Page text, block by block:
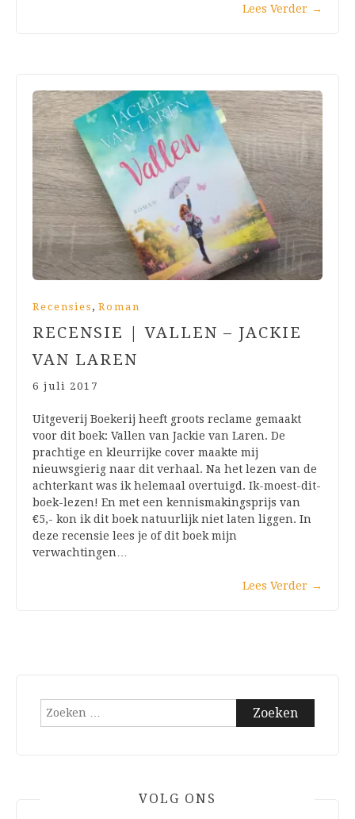
Lees Verder →
Recensies , Roman
RECENSIE | VALLEN – JACKIE
VAN LAREN
6 juli 2017
Uitgeverij Boekerij heeft groots reclame gemaakt
voor dit boek: Vallen van Jackie van Laren. De
prachtige en kleurrijke cover maakte mij
nieuwsgierig naar dit verhaal. Na het lezen van de
achterkant was ik helemaal overtuigd. Ik-moest-dit-
boek-lezen! En met een kennismakingsprijs van
€5,- kon ik dit boek natuurlijk niet laten liggen. In
deze recensie lees je of dit boek mijn
verwachtingen…
Lees Verder →
Zoeken
VOLG ONS